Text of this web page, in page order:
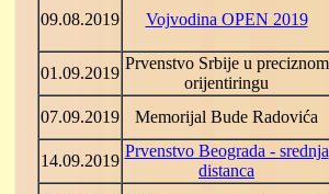
09.08.2019 Vojvodina OPEN 2019
01.09.2019
Prvenstvo Srbije u preciznom
orijentiringu
07.09.2019
Memorijal Bude Radovića
14.09.2019
Prvenstvo Beograda - srednja
distanca